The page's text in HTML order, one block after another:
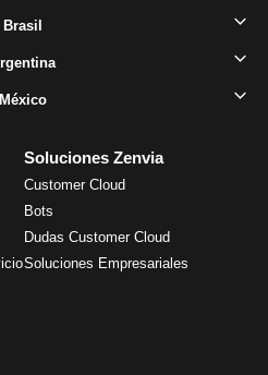
Soluciones Zenvia
Customer Cloud
Bots
Dudas Customer Cloud
Soluciones Empresariales
Brasil
México